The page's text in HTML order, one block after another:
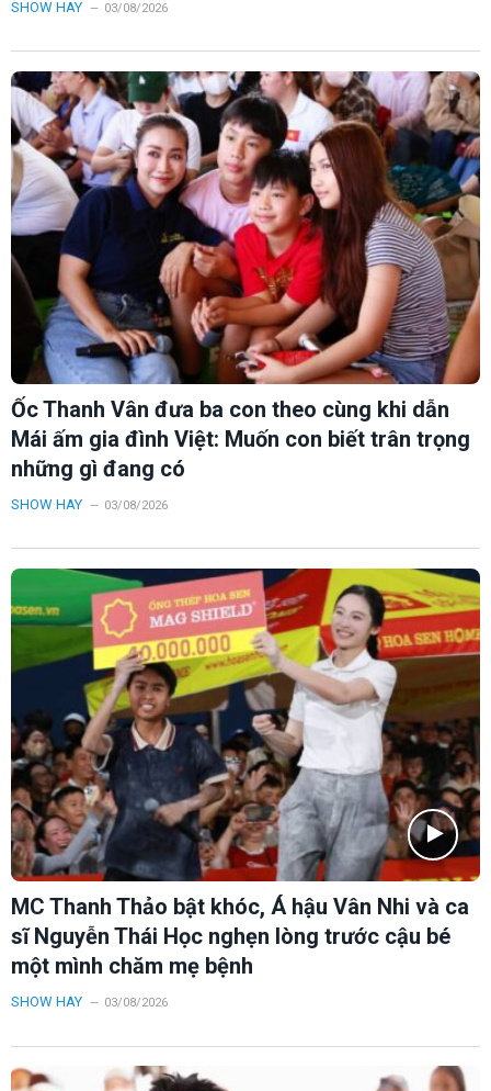
SHOW HAY 03/08/2026
Ốc Thanh Vân đưa ba con theo cùng khi dẫn
Mái ấm gia đình Việt: Muốn con biết trân trọng
những gì đang có
SHOW HAY 03/08/2026
MC Thanh Thảo bật khóc, Á hậu Vân Nhi và ca
sĩ Nguyễn Thái Học nghẹn lòng trước cậu bé
một mình chăm mẹ bệnh
SHOW HAY 03/08/2026